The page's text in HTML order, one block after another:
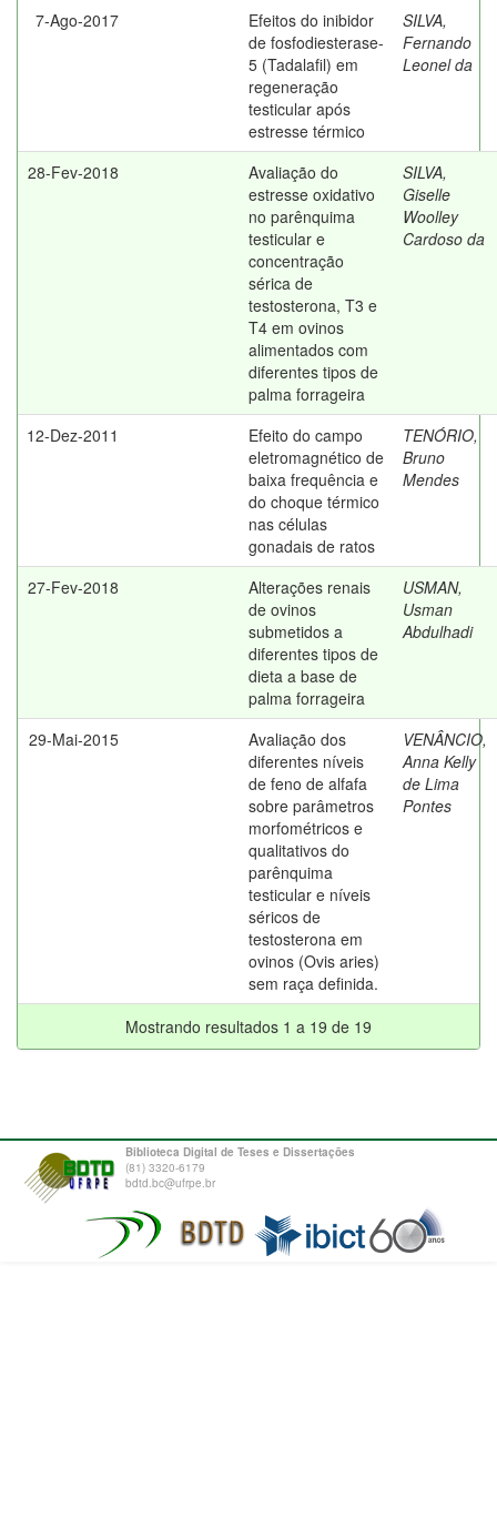
7-Ago-2017
Efeitos do inibidor
de fosfodiesterase-
5 (Tadalafil) em
regeneração
testicular após
estresse térmico
SILVA,
Fernando
Leonel da
28-Fev-2018
Avaliação do
estresse oxidativo
no parênquima
testicular e
concentração
sérica de
testosterona, T3 e
T4 em ovinos
alimentados com
diferentes tipos de
palma forrageira
SILVA,
Giselle
Woolley
Cardoso da
12-Dez-2011
Efeito do campo
eletromagnético de
baixa frequência e
do choque térmico
nas células
gonadais de ratos
TENÓRIO,
Bruno
Mendes
27-Fev-2018
Alterações renais
de ovinos
submetidos a
diferentes tipos de
dieta a base de
palma forrageira
USMAN,
Usman
Abdulhadi
29-Mai-2015
Avaliação dos
diferentes níveis
de feno de alfafa
sobre parâmetros
morfométricos e
qualitativos do
parênquima
testicular e níveis
séricos de
testosterona em
ovinos (Ovis aries)
sem raça definida.
VENÂNCIO,
Anna Kelly
de Lima
Pontes
Mostrando resultados 1 a 19 de 19
Biblioteca Digital de Teses e Dissertações
(81) 3320-6179
bdtd.bc@ufrpe.br